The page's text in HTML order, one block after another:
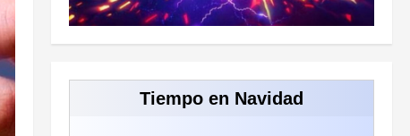
Tiempo en Navidad